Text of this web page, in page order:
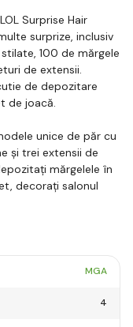
Surprise Hair
surprize, inclusiv
100 de mărgele
de extensii.
de depozitare
de joacă.
unice de păr cu
și trei extensii de
mărgelele în
decorați salonul
MGA
4